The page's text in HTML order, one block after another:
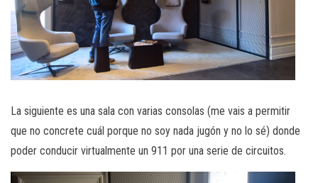
La siguiente es una sala con varias consolas (me vais a permitir
que no concrete cuál porque no soy nada jugón y no lo sé) donde
poder conducir virtualmente un 911 por una serie de circuitos.